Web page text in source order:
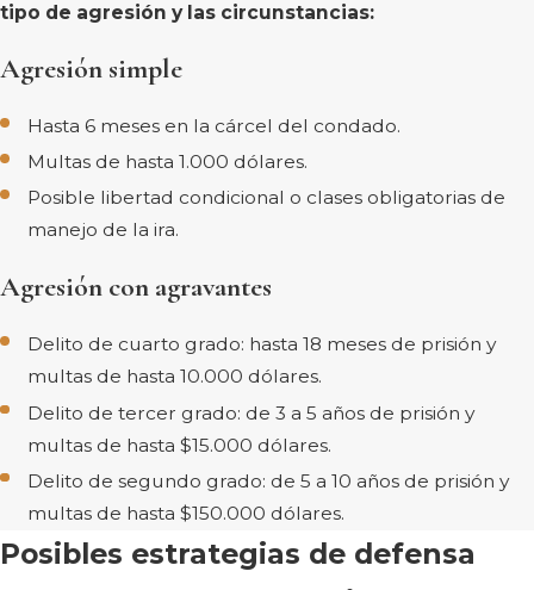
tipo de agresión y las circunstancias:
Agresión simple
Hasta 6 meses en la cárcel del condado.
Multas de hasta 1.000 dólares.
Posible libertad condicional o clases obligatorias de
manejo de la ira.
Agresión con agravantes
Delito de cuarto grado: hasta 18 meses de prisión y
multas de hasta 10.000 dólares.
Delito de tercer grado: de 3 a 5 años de prisión y
multas de hasta $15.000 dólares.
Delito de segundo grado: de 5 a 10 años de prisión y
multas de hasta $150.000 dólares.
Posibles estrategias de defensa